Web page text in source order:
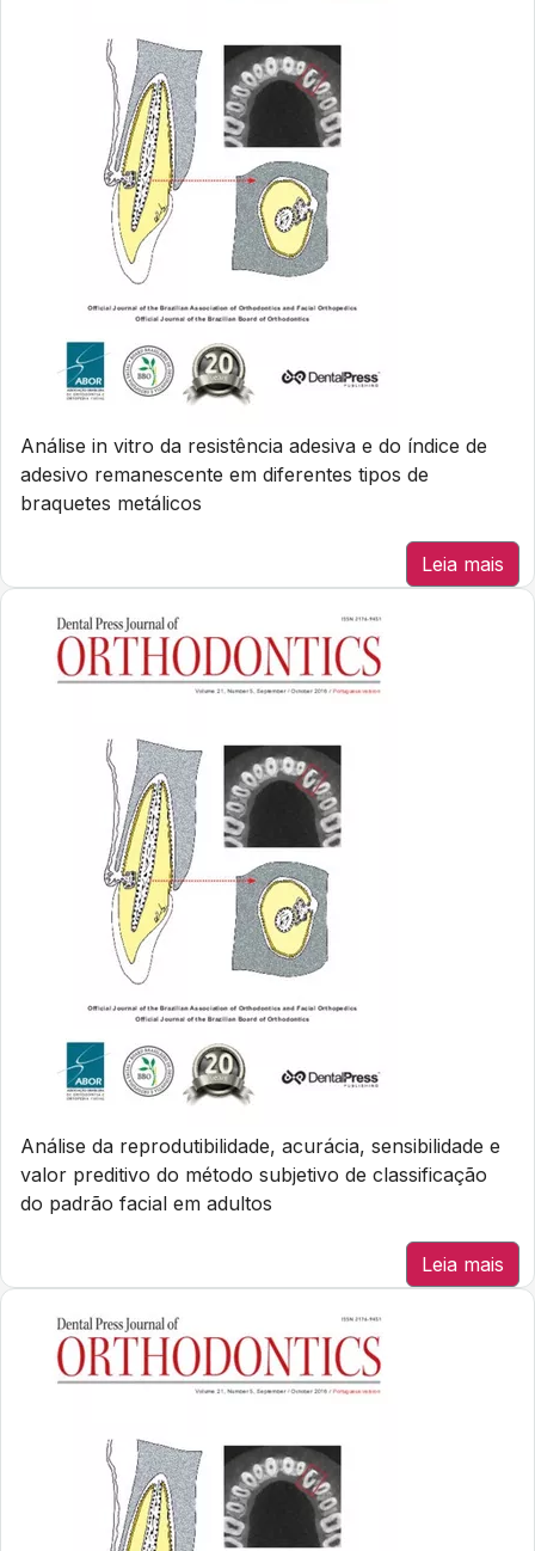
Análise in vitro da resistência adesiva e do índice de
adesivo remanescente em diferentes tipos de
braquetes metálicos
Leia mais
Análise da reprodutibilidade, acurácia, sensibilidade e
valor preditivo do método subjetivo de classificação
do padrão facial em adultos
Leia mais